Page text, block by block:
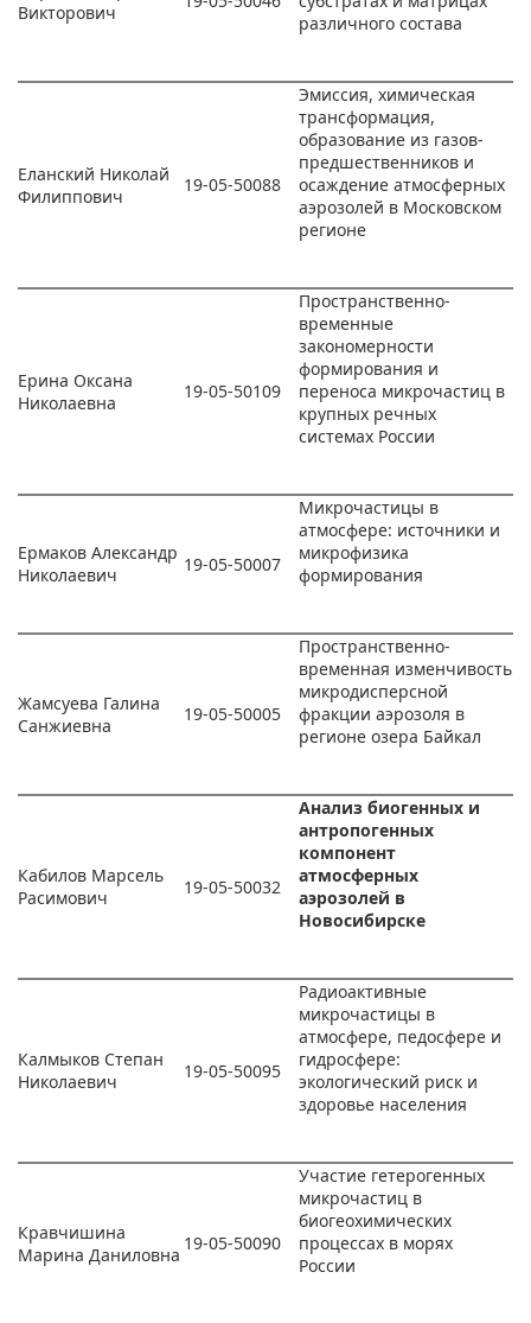
Викторович
различного состава
Еланский Николай
Филиппович
19-05-50088
Эмиссия, химическая
трансформация,
образование из газов-
предшественников и
осаждение атмосферных
аэрозолей в Московском
регионе
Ерина Оксана
Николаевна
19-05-50109
Пространственно-
временные
закономерности
формирования и
переноса микрочастиц в
крупных речных
системах России
Ермаков Александр
Николаевич
19-05-50007
Микрочастицы в
атмосфере: источники и
микрофизика
формирования
Жамсуева Галина
Санжиевна
19-05-50005
Пространственно-
временная изменчивость
микродисперсной
фракции аэрозоля в
регионе озера Байкал
Кабилов Марсель
Расимович
19-05-50032
Анализ биогенных и
антропогенных
компонент
атмосферных
аэрозолей в
Новосибирске
Калмыков Степан
Николаевич
19-05-50095
Радиоактивные
микрочастицы в
атмосфере, педосфере и
гидросфере:
экологический риск и
здоровье населения
Кравчишина
Марина Даниловна
19-05-50090
Участие гетерогенных
микрочастиц в
биогеохимических
процессах в морях
России